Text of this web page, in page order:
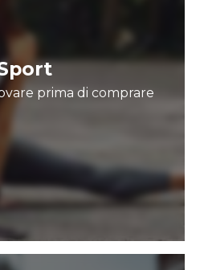
prima di comprare